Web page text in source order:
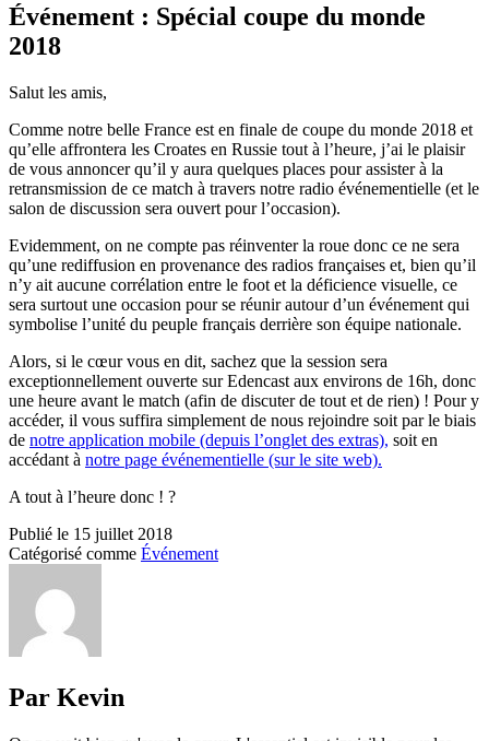
Événement : Spécial coupe du monde
2018
Salut les amis,
Comme notre belle France est en finale de coupe du monde 2018 et
qu’elle affrontera les Croates en Russie tout à l’heure, j’ai le plaisir
de vous annoncer qu’il y aura quelques places pour assister à la
retransmission de ce match à travers notre radio événementielle (et le
salon de discussion sera ouvert pour l’occasion).
Evidemment, on ne compte pas réinventer la roue donc ce ne sera
qu’une rediffusion en provenance des radios françaises et, bien qu’il
n’y ait aucune corrélation entre le foot et la déficience visuelle, ce
sera surtout une occasion pour se réunir autour d’un événement qui
symbolise l’unité du peuple français derrière son équipe nationale.
Alors, si le cœur vous en dit, sachez que la session sera
exceptionnellement ouverte sur Edencast aux environs de 16h, donc
une heure avant le match (afin de discuter de tout et de rien) ! Pour y
accéder, il vous suffira simplement de nous rejoindre soit par le biais
de notre application mobile (depuis l’onglet des extras), soit en
accédant à notre page événementielle (sur le site web).
A tout à l’heure donc ! ?
Publié le 15 juillet 2018
Catégorisé comme Événement
Par Kevin